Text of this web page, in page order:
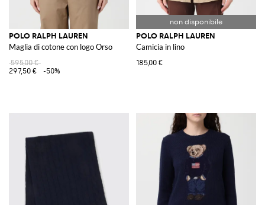
POLO RALPH LAUREN
Maglia di cotone con logo Orso
595,00 €
297,50 €
-50%
POLO RALPH LAUREN
Camicia in lino
185,00 €